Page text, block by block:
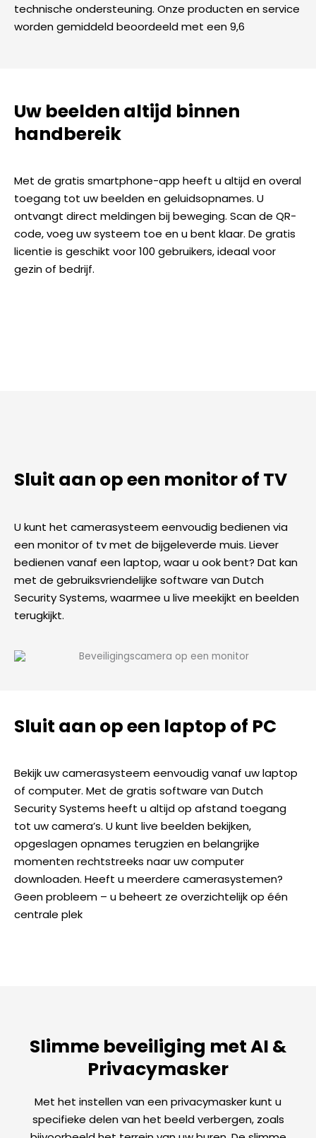
technische ondersteuning. Onze producten en service
worden gemiddeld beoordeeld met een 9,6
Uw beelden altijd binnen
handbereik
Met de gratis smartphone-app heeft u altijd en overal
toegang tot uw beelden en geluidsopnames. U
ontvangt direct meldingen bij beweging. Scan de QR-
code, voeg uw systeem toe en u bent klaar. De gratis
licentie is geschikt voor 100 gebruikers, ideaal voor
gezin of bedrijf.
Sluit aan op een monitor of TV
U kunt het camerasysteem eenvoudig bedienen via
een monitor of tv met de bijgeleverde muis. Liever
bedienen vanaf een laptop, waar u ook bent? Dat kan
met de gebruiksvriendelijke software van Dutch
Security Systems, waarmee u live meekijkt en beelden
terugkijkt.
Sluit aan op een laptop of PC
Bekijk uw camerasysteem eenvoudig vanaf uw laptop
of computer. Met de gratis software van Dutch
Security Systems heeft u altijd op afstand toegang
tot uw camera’s. U kunt live beelden bekijken,
opgeslagen opnames terugzien en belangrijke
momenten rechtstreeks naar uw computer
downloaden. Heeft u meerdere camerasystemen?
Geen probleem – u beheert ze overzichtelijk op één
centrale plek
Slimme beveiliging met AI &
Privacymasker
Met het instellen van een privacymasker kunt u
specifieke delen van het beeld verbergen, zoals